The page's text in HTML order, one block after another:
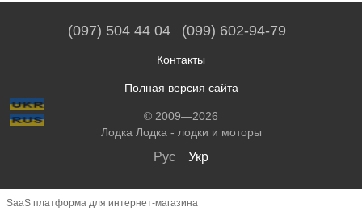
(097) 504 44 04 (099) 602-94-79
Контакты
Полная версия сайта
© 2009—2026
Лодка Лодка - лодки и моторы
Рус Укр
SaaS платформа для интернет-магазина